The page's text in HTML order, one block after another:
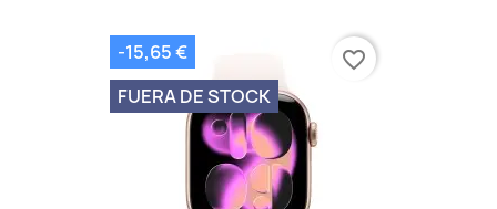
-15,65 €
FUERA DE STOCK
favorite_border